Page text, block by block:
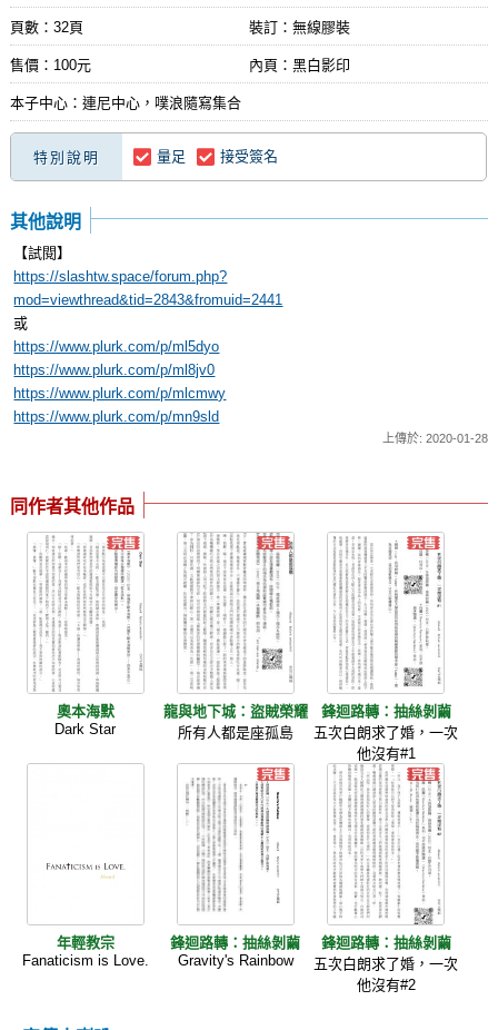
頁數：32頁 裝訂：無線膠裝
售價：100元 內頁：黑白影印
本子中心：連尼中心，噗浪隨寫集合
特別說明 量足 接受簽名
其他說明
【試閱】
https://slashtw.space/forum.php?
mod=viewthread&tid=2843&fromuid=2441
或
https://www.plurk.com/p/ml5dyo
https://www.plurk.com/p/ml8jv0
https://www.plurk.com/p/mlcmwy
https://www.plurk.com/p/mn9sld
上傳於: 2020-01-28
同作者其他作品
奧本海默
Dark Star
龍與地下城：盜賊榮耀
所有人都是座孤島
鋒迴路轉：抽絲剝繭
五次白朗求了婚，一次
他沒有#1
年輕教宗
Fanaticism is Love.
鋒迴路轉：抽絲剝繭
Gravity's Rainbow
鋒迴路轉：抽絲剝繭
五次白朗求了婚，一次
他沒有#2